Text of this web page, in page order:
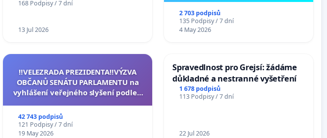
Charles University
168 Podpisy / 7 dní
13 Jul 2026
2 703 podpisů
135 Podpisy / 7 dní
4 May 2026
‼️VELEZRADA PREZIDENTA‼️VÝZVA
OBČANŮ SENÁTU PARLAMENTU na
vyhlášení veřejného slyšení podle §
na přijetí usnesení k podání ústavní
žaloby na prezidenta republiky
42 743 podpisů
121 Podpisy / 7 dní
19 May 2026
Spravedlnost pro Grejsí: žádáme
důkladné a nestranné vyšetření
1 678 podpisů
113 Podpisy / 7 dní
22 Jul 2026